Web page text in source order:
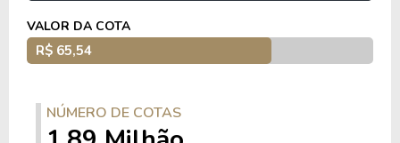
Ellleven Energy - Série Sênior – GO
Diversificação e exposição
O fundo possui exposição majoritária a CRIs, além
VALOR DA COTA
R$ 65,54
NÚMERO DE COTAS